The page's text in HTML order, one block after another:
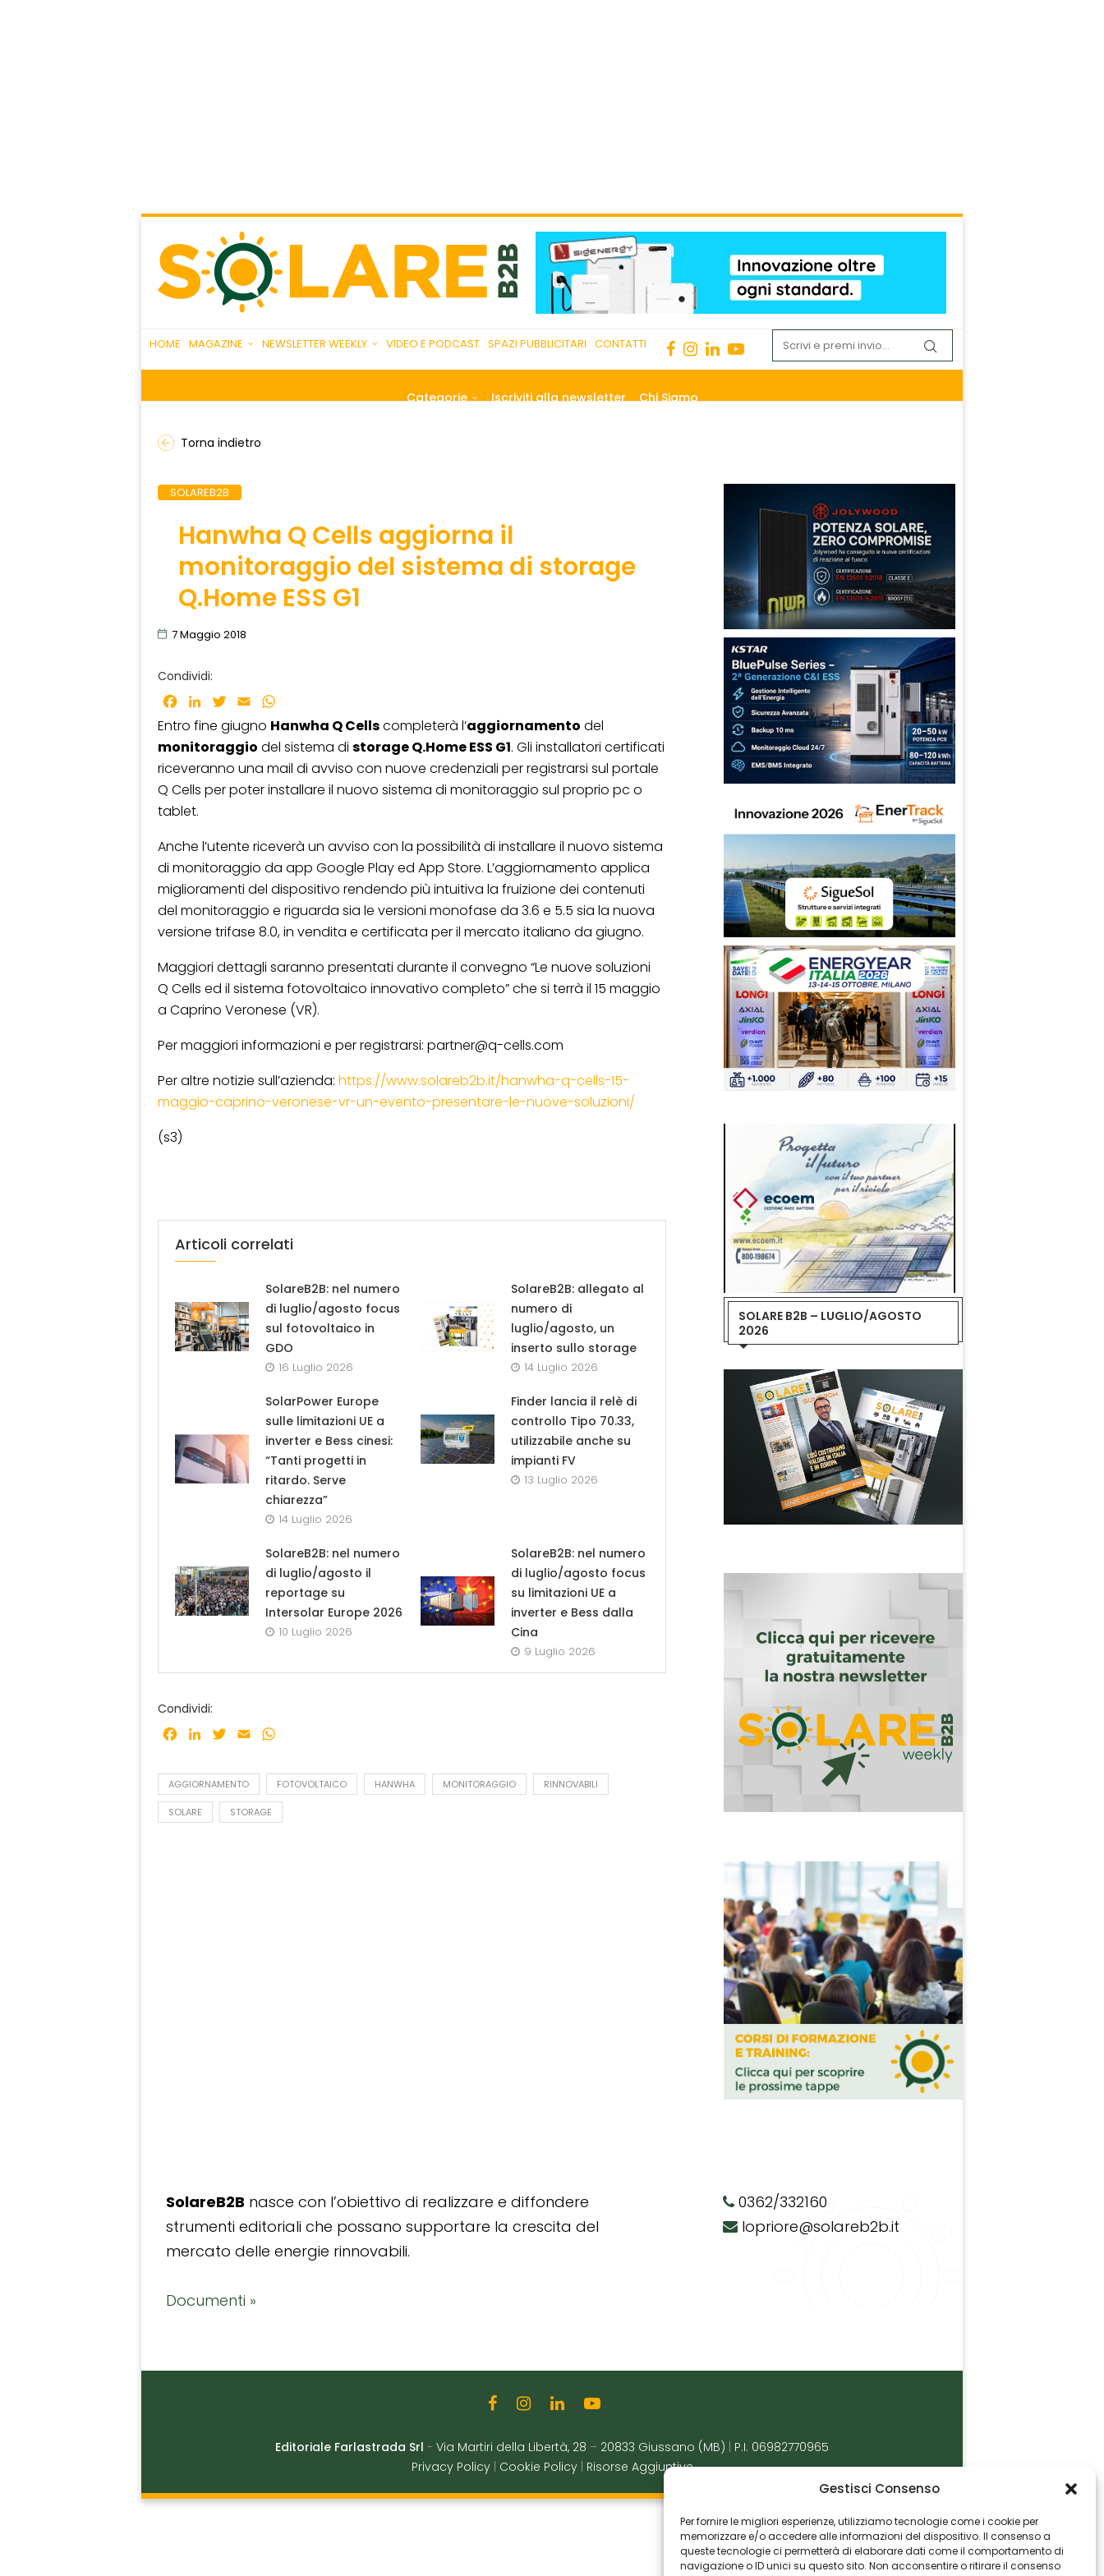
Gestisci Consenso
Per fornire le migliori esperienze, utilizziamo tecnologie come i cookie per
memorizzare e/o accedere alle informazioni del dispositivo. Il consenso a
queste tecnologie ci permetterà di elaborare dati come il comportamento di
navigazione o ID unici su questo sito. Non acconsentire o ritirare il consenso
HOME MAGAZINE NEWSLETTER WEEKLY VIDEO E PODCAST SPAZI PUBBLICITARI CONTATTI
Categorie Iscriviti alla newsletter Chi Siamo
Torna indietro
SOLAREB2B
Hanwha Q Cells aggiorna il
monitoraggio del sistema di storage
Q.Home ESS G1
7 Maggio 2018
Condividi:
Facebook
LinkedInTwitter
Email
Entro fine giugno Hanwha Q Cellscompleterà l’aggiornamento del
monitoraggio del sistema di storage Q.Home ESS G1. Gli installatori certificati
riceveranno una mail di avviso con nuove credenziali per registrarsi sul portale
Q Cells per poter installare il nuovo sistema di monitoraggio sul proprio pc o
tablet.
Anche l’utente riceverà un avviso con la possibilità di installare il nuovo sistema
di monitoraggio da app Google Play ed App Store. L’aggiornamento applica
miglioramenti del dispositivo rendendo più intuitiva la fruizione dei contenuti
del monitoraggio e riguarda sia le versioni monofase da 3.6 e 5.5 sia la nuova
versione trifase 8.0, in vendita e certificata per il mercato italiano da giugno.
Maggiori dettagli saranno presentati durante il convegno “Le nuove soluzioni
Q Cells ed il sistema fotovoltaico innovativo completo” che si terrà il 15 maggio
a Caprino Veronese (VR).
Per maggiori informazioni e per registrarsi: partner@q-cells.com
Per altre notizie sull’azienda: https://www.solareb2b.it/hanwha-q-cells-15-
maggio-caprino-veronese-vr-un-evento-presentare-le-nuove-soluzioni/
(s3)
Articoli correlati
SolareB2B: nel numero
di luglio/agosto focus
sul fotovoltaico in
GDO
16 Luglio 2026
SolareB2B: allegato al
numero di
luglio/agosto, un
inserto sullo storage
14 Luglio 2026
SolarPower Europe
sulle limitazioni UE a
inverter e Bess cinesi:
“Tanti progetti in
ritardo. Serve
chiarezza”
14 Luglio 2026
Finder lancia il relè di
controllo Tipo 70.33,
utilizzabile anche su
impianti FV
13 Luglio 2026
SolareB2B: nel numero
di luglio/agosto il
reportage su
Intersolar Europe 2026
10 Luglio 2026
SolareB2B: nel numero
di luglio/agosto focus
su limitazioni UE a
inverter e Bess dalla
Cina
9 Luglio 2026
Condividi:
Facebook
LinkedInTwitter
Email
AGGIORNAMENTO FOTOVOLTAICO HANWHA MONITORAGGIO RINNOVABILI
SOLARE STORAGE
SOLARE B2B – LUGLIO/AGOSTO
2026
SolareB2B nasce con l’obiettivo di realizzare e diffondere
strumenti editoriali che possano supportare la crescita del
mercato delle energie rinnovabili.
Documenti »
0362/332160
lopriore@solareb2b.it
Editoriale Farlastrada Srl - Via Martiri della Libertà, 28 – 20833 Giussano (MB)
P.I. 06982770965
Privacy Policy
Cookie Policy Risorse Aggiuntive